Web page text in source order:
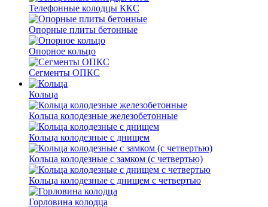
Телефонные колодцы ККС
Опорные плиты бетонные
Опорное кольцо
Сегменты ОПКС
Кольца
Кольца колодезные железобетонные
Кольца колодезные с днищем
Кольца колодезные с замком (с четвертью)
Кольца колодезные с днищем с четвертью
Горловина колодца